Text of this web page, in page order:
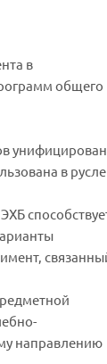
в
общего
в русле
направлению